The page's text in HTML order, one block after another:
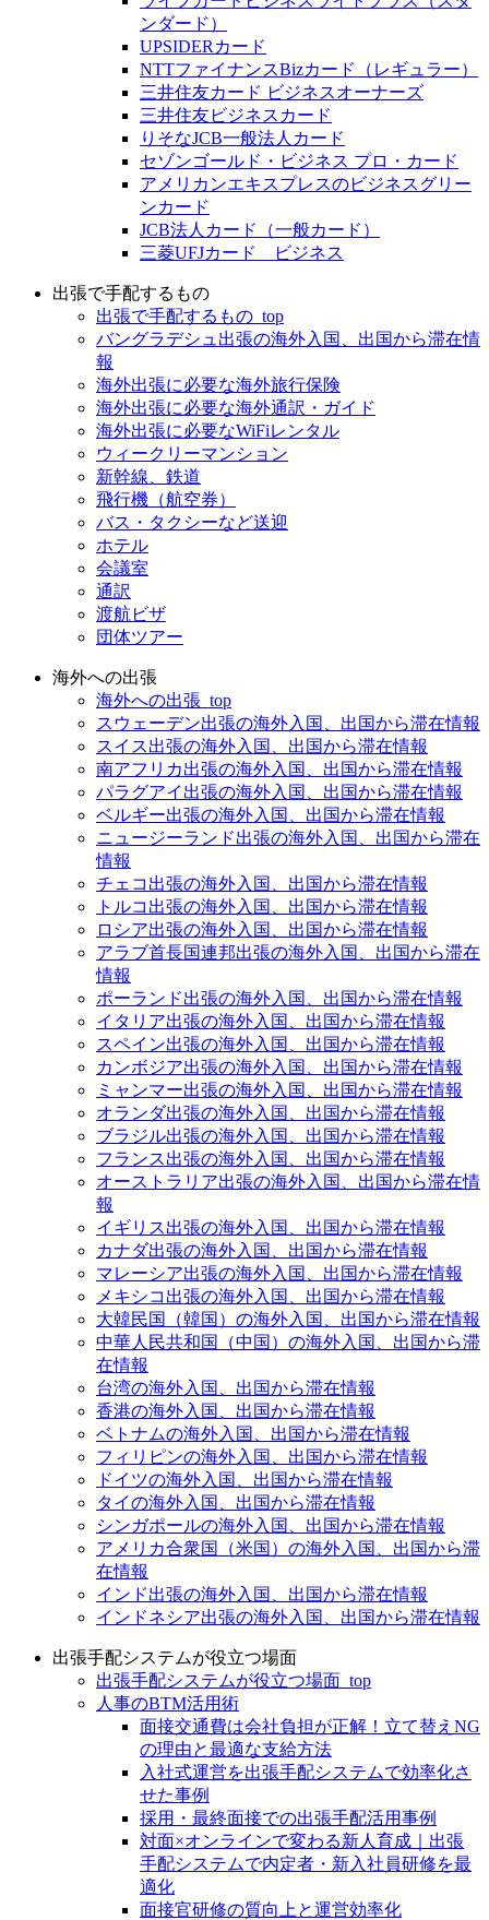
ンダード）
UPSIDERカード
NTTファイナンスBizカード（レギュラー）
三井住友カード ビジネスオーナーズ
三井住友ビジネスカード
りそなJCB一般法人カード
セゾンゴールド・ビジネス プロ・カード
アメリカンエキスプレスのビジネスグリー
ンカード
JCB法人カード（一般カード）
三菱UFJカード ビジネス
出張で手配するもの
出張で手配するもの_top
バングラデシュ出張の海外入国、出国から滞在情
報
海外出張に必要な海外旅行保険
海外出張に必要な海外通訳・ガイド
海外出張に必要なWiFiレンタル
ウィークリーマンション
新幹線、鉄道
飛行機（航空券）
バス・タクシーなど送迎
ホテル
会議室
通訳
渡航ビザ
団体ツアー
海外への出張
海外への出張_top
スウェーデン出張の海外入国、出国から滞在情報
スイス出張の海外入国、出国から滞在情報
南アフリカ出張の海外入国、出国から滞在情報
パラグアイ出張の海外入国、出国から滞在情報
ベルギー出張の海外入国、出国から滞在情報
ニュージーランド出張の海外入国、出国から滞在
情報
チェコ出張の海外入国、出国から滞在情報
トルコ出張の海外入国、出国から滞在情報
ロシア出張の海外入国、出国から滞在情報
アラブ首長国連邦出張の海外入国、出国から滞在
情報
ポーランド出張の海外入国、出国から滞在情報
イタリア出張の海外入国、出国から滞在情報
スペイン出張の海外入国、出国から滞在情報
カンボジア出張の海外入国、出国から滞在情報
ミャンマー出張の海外入国、出国から滞在情報
オランダ出張の海外入国、出国から滞在情報
ブラジル出張の海外入国、出国から滞在情報
フランス出張の海外入国、出国から滞在情報
オーストラリア出張の海外入国、出国から滞在情
報
イギリス出張の海外入国、出国から滞在情報
カナダ出張の海外入国、出国から滞在情報
マレーシア出張の海外入国、出国から滞在情報
メキシコ出張の海外入国、出国から滞在情報
大韓民国（韓国）の海外入国、出国から滞在情報
中華人民共和国（中国）の海外入国、出国から滞
在情報
台湾の海外入国、出国から滞在情報
香港の海外入国、出国から滞在情報
ベトナムの海外入国、出国から滞在情報
フィリピンの海外入国、出国から滞在情報
ドイツの海外入国、出国から滞在情報
タイの海外入国、出国から滞在情報
シンガポールの海外入国、出国から滞在情報
アメリカ合衆国（米国）の海外入国、出国から滞
在情報
インド出張の海外入国、出国から滞在情報
インドネシア出張の海外入国、出国から滞在情報
出張手配システムが役立つ場面
出張手配システムが役立つ場面_top
人事のBTM活用術
面接交通費は会社負担が正解！立て替えNG
の理由と最適な支給方法
入社式運営を出張手配システムで効率化さ
せた事例
採用・最終面接での出張手配活用事例
対面×オンラインで変わる新人育成｜出張
手配システムで内定者・新入社員研修を最
適化
面接官研修の質向上と運営効率化